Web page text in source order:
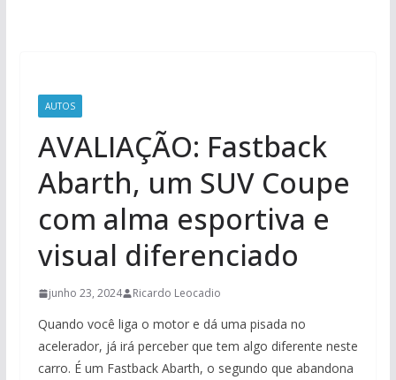
AUTOS
AVALIAÇÃO: Fastback
Abarth, um SUV Coupe
com alma esportiva e
visual diferenciado
junho 23, 2024 Ricardo Leocadio
Quando você liga o motor e dá uma pisada no
acelerador, já irá perceber que tem algo diferente neste
carro. É um Fastback Abarth, o segundo que abandona